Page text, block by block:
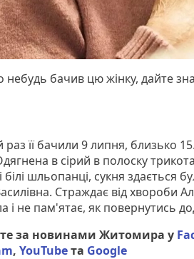
небудь бачив цю жінку, дайте
раз її бачили 9 липня, близько
в сірий в полоску
білі шльопанці, сукня здається
Страждає від
і не пам'ятає, як повернутись
за новинами Житомира у
,YouTubeта Google